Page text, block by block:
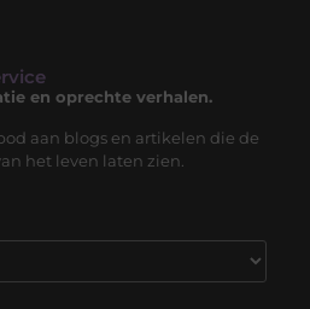
en oprechte verhalen.
aan blogs en artikelen die de
het leven laten zien.